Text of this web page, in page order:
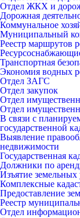
Отдел ЖКХ и
Дорожная
Коммунальное
Муниципальный
Реестр маршрутов
Транспортная
Экономия водных
Отдел ЗАГС
Отдел закупок
Отдел
Отдел
В связи с
государственной
Выявление
недвижимости
Государственная
Должники по
Изъятие земельных
Комплексные
Предоставление
Реестр
Отдел